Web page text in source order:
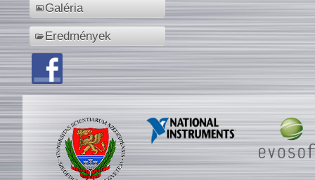
Galéria
Eredmények